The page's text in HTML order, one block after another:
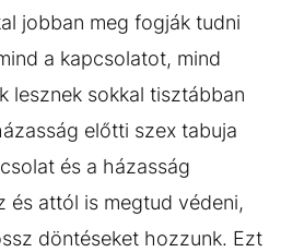
jobban meg fogják tudni
a kapcsolatot, mind
lesznek sokkal tisztábban
előtti szex tabuja
és a házasság
és attól is megtud védeni,
döntéseket hozzunk. Ezt